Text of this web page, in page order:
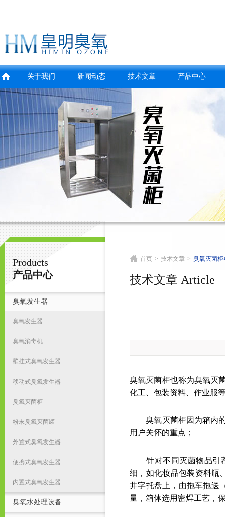
南京皇明臭氧机电设备厂
关于我们 新闻动态 技术文章 产品中心
Products
产品中心
臭氧发生器
臭氧发生器
臭氧消毒机
壁挂式臭氧发生器
移动式臭氧发生器
臭氧灭菌柜
粉末臭氧灭菌罐
外置式臭氧发生器
便携式臭氧发生器
内置式臭氧发生器
臭氧水处理设备
首页 > 技术文章 > 臭氧灭菌柜
技术文章 Article
臭氧灭菌柜也称为臭氧灭
化工、包装资料、作业服
臭氧灭菌柜因为箱内的
用户关怀的重点；
针对不同灭菌物品引荐
细，如化妆品包装资料瓶
井字托盘上，由拖车拖送
量，箱体选用密焊工艺，